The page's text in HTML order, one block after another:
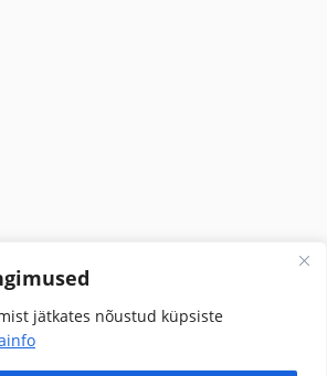
jätkates nõustud küpsiste